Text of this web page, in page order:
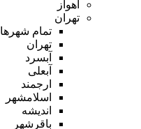
اهواز
تهران
تمام شهر‌ها
تهران
آبسرد
آبعلی
ارجمند
اسلامشهر
اندیشه
باقرشهر